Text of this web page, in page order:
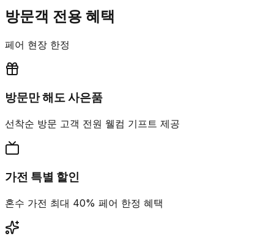
방문객 전용 혜택
페어 현장 한정
방문만 해도 사은품
선착순 방문 고객 전원 웰컴 기프트 제공
가전 특별 할인
혼수 가전 최대 40% 페어 한정 혜택